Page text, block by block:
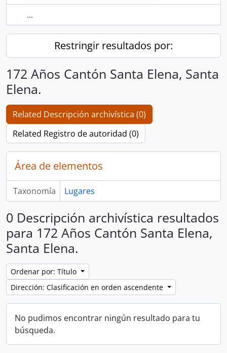
...
Restringir resultados por:
172 Años Cantón Santa Elena, Santa
Elena.
Related Descripción archivística (0)
Related Registro de autoridad (0)
Área de elementos
Taxonomía Lugares
0 Descripción archivística resultados
para 172 Años Cantón Santa Elena,
Santa Elena.
Ordenar por: Título
Dirección: Clasificación en orden ascendente
No pudimos encontrar ningún resultado para tu
búsqueda.